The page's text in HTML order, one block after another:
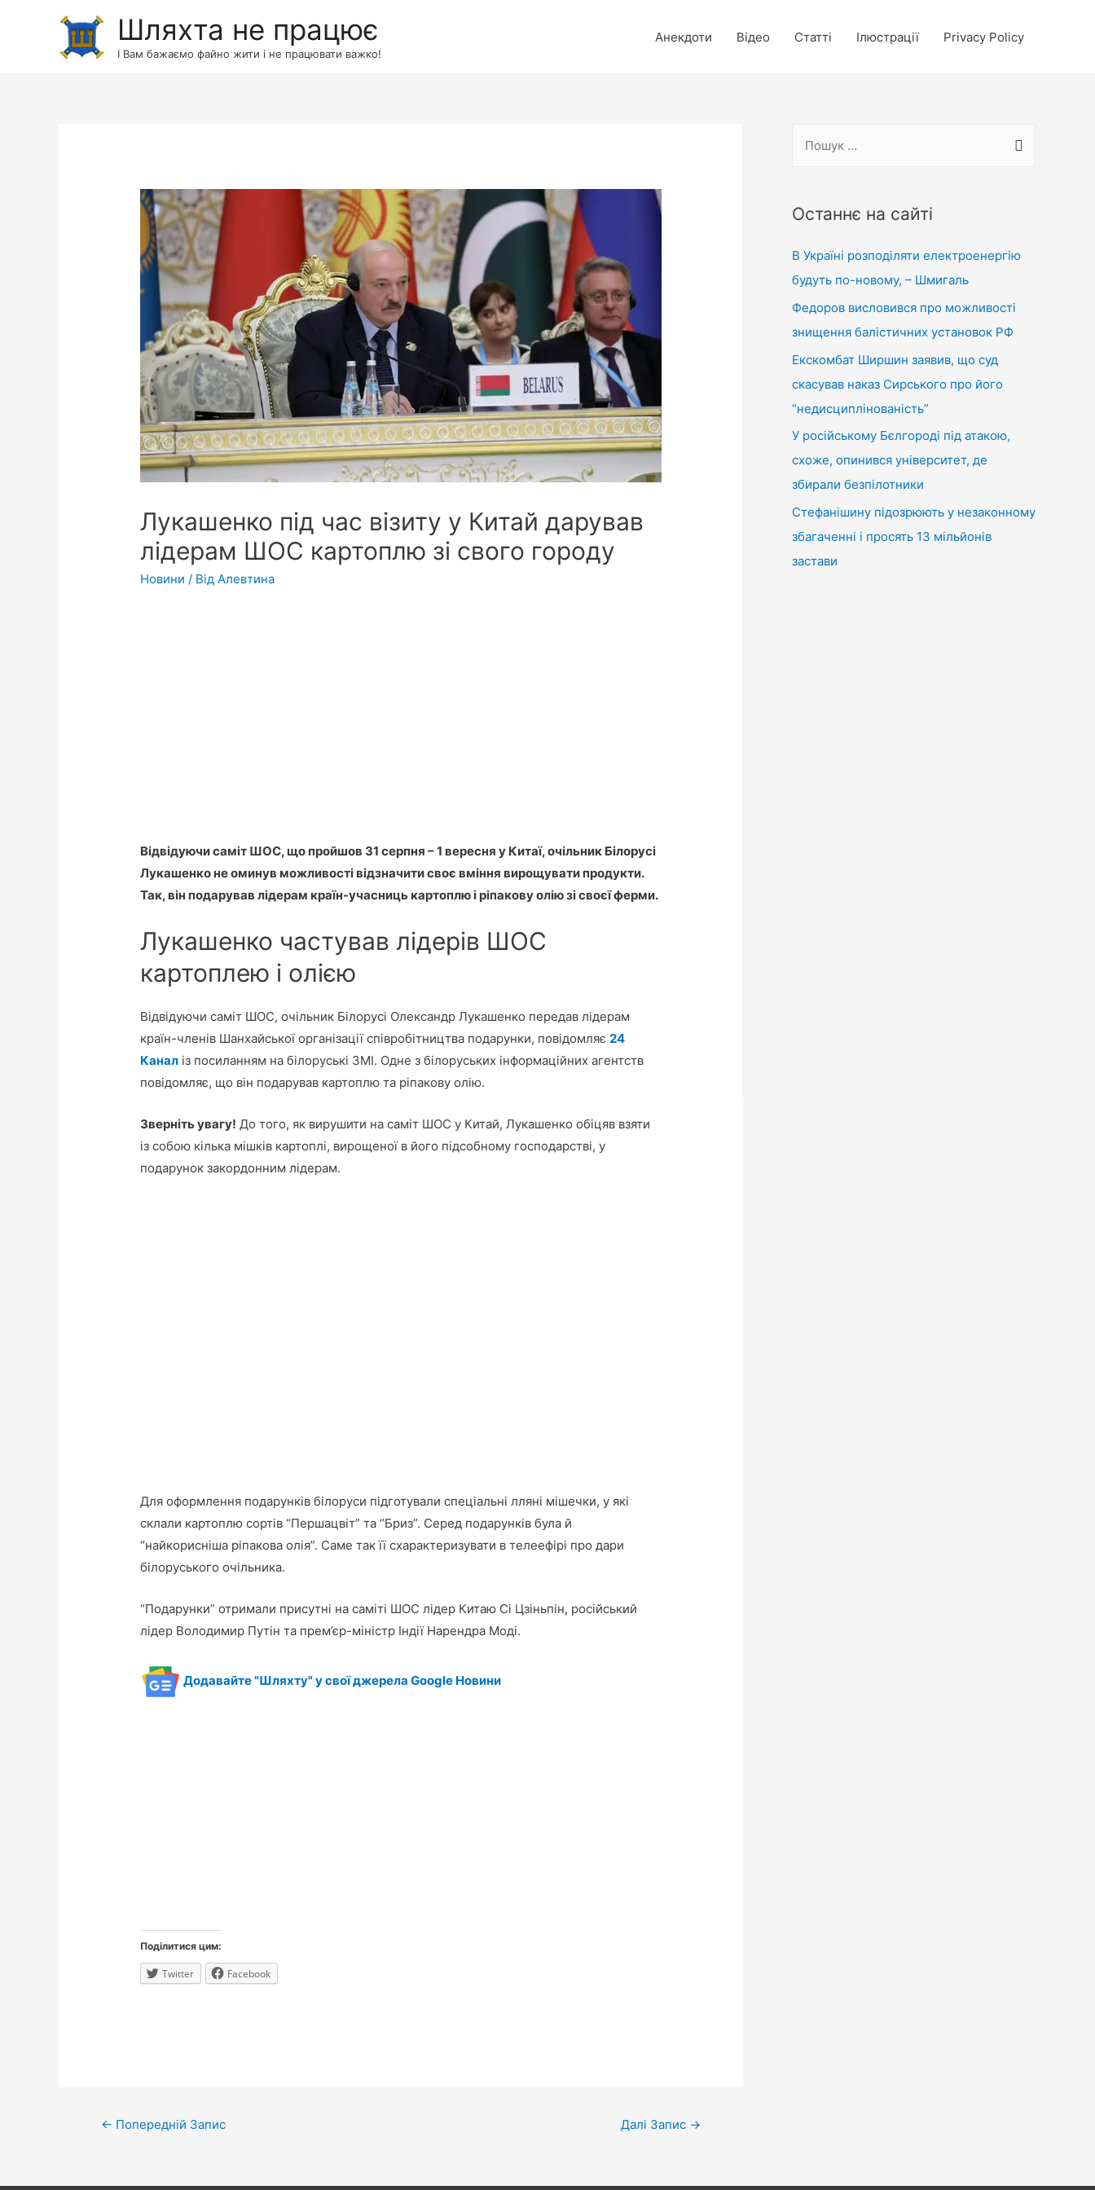
Шляхта не працює
І Вам бажаємо файно жити і не працювати важко!
Анекдоти Відео Статті Ілюстрації Privacy Policy
Лукашенко під час візиту у Китай дарував
лідерам ШОС картоплю зі свого городу
Новини / ВідАлевтина
Відвідуючи саміт ШОС, що пройшов 31 серпня – 1 вересня у Китаї, очільник Білорусі
Лукашенко не оминув можливості відзначити своє вміння вирощувати продукти.
Так, він подарував лідерам країн-учасниць картоплю і ріпакову олію зі своєї ферми.
Лукашенко частував лідерів ШОС
картоплею і олією
Відвідуючи саміт ШОС, очільник Білорусі Олександр Лукашенко передав лідерам
країн-членів Шанхайської організації співробітництва подарунки, повідомляє24
Канал із посиланням на білоруські ЗМІ. Одне з білоруських інформаційних агентств
повідомляє, що він подарував картоплю та ріпакову олію.
Зверніть увагу! До того, як вирушити на саміт ШОС у Китай, Лукашенко обіцяв взяти
із собою кілька мішків картоплі, вирощеної в його підсобному господарстві, у
подарунок закордонним лідерам.
Для оформлення подарунків білоруси підготували спеціальні лляні мішечки, у які
склали картоплю сортів “Першацвіт” та “Бриз”. Серед подарунків була й
“найкорисніша ріпакова олія”. Саме так її схарактеризувати в телеефірі про дари
білоруського очільника.
“Подарунки” отримали присутні на саміті ШОС лідер Китаю Сі Цзіньпін, російський
лідер Володимир Путін та прем’єр-міністр Індії Нарендра Моді.
Додавайте "Шляхту" у свої джерела Google Новини
Поділитися цим:
Twitter Facebook
Навігація
← Попередній Запис Далі Запис →
у
:
Останнє на сайті
В Україні розподіляти електроенергію
будуть по-новому, – Шмигаль
Федоров висловився про можливості
знищення балістичних установок РФ
Екскомбат Ширшин заявив, що суд
скасував наказ Сирського про його
“недисциплінованість”
У російському Бєлгороді під атакою,
схоже, опинився університет, де
збирали безпілотники
Стефанішину підозрюють у незаконному
збагаченні і просять 13 мільйонів
застави